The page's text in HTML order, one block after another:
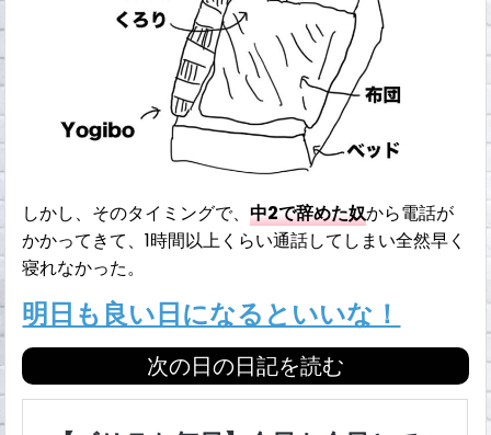
しかし、そのタイミングで、中2で辞めた奴から電話が
かかってきて、1時間以上くらい通話してしまい全然早く
寝れなかった。
明日も良い日になるといいな！
次の日の日記を読む